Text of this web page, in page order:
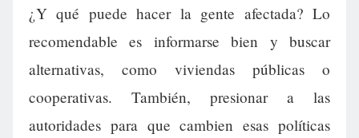
¿Y qué puede hacer la gente afectada? Lo
recomendable es informarse bien y buscar
alternativas, como viviendas públicas o
cooperativas. También, presionar a las
autoridades para que cambien esas políticas